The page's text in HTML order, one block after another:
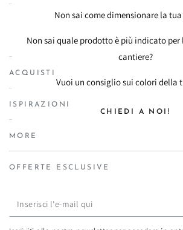
Non sai come dimensionare la
Non sai quale prodotto è più indicato
cantiere?
Vuoi un consiglio sui colori della
CHIEDI A NOI!
ACQUISTI
ISPIRAZIONI
MORE
OFFERTE ESCLUSIVE
Inserisci
l'e-